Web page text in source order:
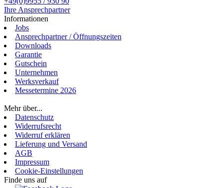
Ihre Ansprechpartner
Informationen
Jobs
Ansprechpartner / Öffnungszeiten
Downloads
Garantie
Gutschein
Unternehmen
Werksverkauf
Messetermine 2026
Mehr über...
Datenschutz
Widerrufsrecht
Widerruf erklären
Lieferung und Versand
AGB
Impressum
Cookie-Einstellungen
Finde uns auf